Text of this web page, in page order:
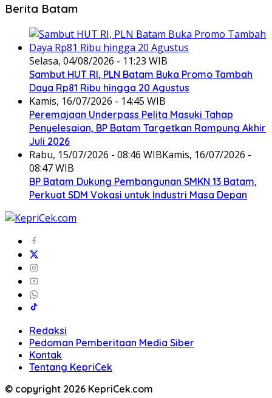
Berita Batam
Selasa, 04/08/2026 - 11:23 WIB
Sambut HUT RI, PLN Batam Buka Promo Tambah
Daya Rp81 Ribu hingga 20 Agustus
Kamis, 16/07/2026 - 14:45 WIB
Peremajaan Underpass Pelita Masuki Tahap
Penyelesaian, BP Batam Targetkan Rampung Akhir
Juli 2026
Rabu, 15/07/2026 - 08:46 WIBKamis, 16/07/2026 -
08:47 WIB
BP Batam Dukung Pembangunan SMKN 13 Batam,
Perkuat SDM Vokasi untuk Industri Masa Depan
Redaksi
Pedoman Pemberitaan Media Siber
Kontak
Tentang KepriCek
© copyright 2026 KepriCek.com